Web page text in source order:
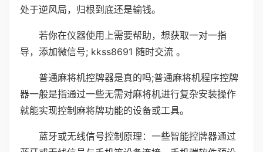
处于逆风局，归根到底还是输钱。
若你在仪器使用上需要帮助，想获取一对一指
导，添加微信号; kkss8691 随时交流 。
普通麻将机控牌器是真的吗;普通麻将机程序控牌
器一般是指通过一些无需对麻将机进行复杂安装操作
就能实现控制麻将牌功能的设备或工具。
蓝牙或无线信号控制原理：一些智能控牌器通过